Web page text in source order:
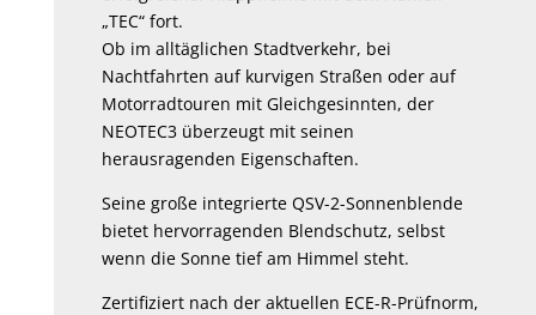
„TEC“ fort.
Ob im alltäglichen Stadtverkehr, bei
Nachtfahrten auf kurvigen Straßen oder auf
Motorradtouren mit Gleichgesinnten, der
NEOTEC3 überzeugt mit seinen
herausragenden Eigenschaften.
Seine große integrierte QSV-2-Sonnenblende
bietet hervorragenden Blendschutz, selbst
wenn die Sonne tief am Himmel steht.
Zertifiziert nach der aktuellen ECE-R-Prüfnorm,